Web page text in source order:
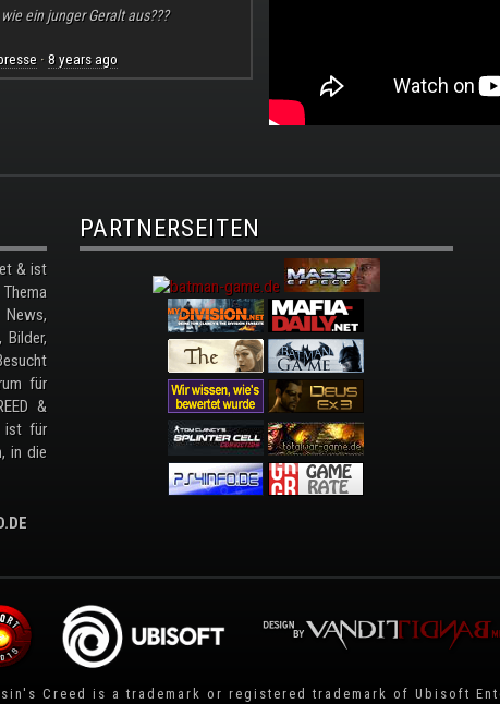
ein junger Geralt aus???
· 8 years ago
& ist
News,
für
&
ist für
in die
PARTNERSEITEN
Creed is a trademark or registered trademark of Ubisoft